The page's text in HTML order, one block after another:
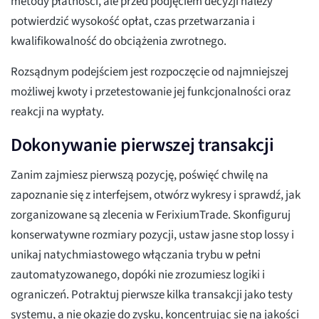
potwierdzić wysokość opłat, czas przetwarzania i
kwalifikowalność do obciążenia zwrotnego.
Rozsądnym podejściem jest rozpoczęcie od najmniejszej
możliwej kwoty i przetestowanie jej funkcjonalności oraz
reakcji na wypłaty.
Dokonywanie pierwszej transakcji
Zanim zajmiesz pierwszą pozycję, poświęć chwilę na
zapoznanie się z interfejsem, otwórz wykresy i sprawdź, jak
zorganizowane są zlecenia w FerixiumTrade. Skonfiguruj
konserwatywne rozmiary pozycji, ustaw jasne stop lossy i
unikaj natychmiastowego włączania trybu w pełni
zautomatyzowanego, dopóki nie zrozumiesz logiki i
ograniczeń. Potraktuj pierwsze kilka transakcji jako testy
systemu, a nie okazje do zysku, koncentrując się na jakości